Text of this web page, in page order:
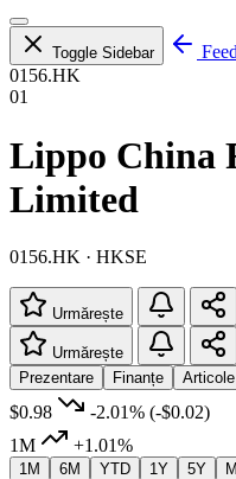
Toggle Sidebar
Feed
0156.HK
01
Lippo China
Limited
0156.HK · HKSE
Urmărește
Urmărește
Prezentare
Finanțe Articole
$0.98 -2.01% (-$0.02)
1M
+1.01%
1M 6M YTD 1Y 5Y